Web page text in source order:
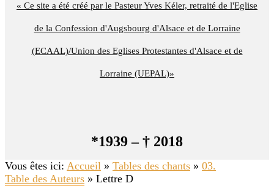
« Ce site a été créé par le Pasteur Yves Kéler, retraité de l'Eglise
de la Confession d'Augsbourg d'Alsace et de Lorraine
(ECAAL)/Union des Eglises Protestantes d'Alsace et de
Lorraine (UEPAL)»
*1939 – † 2018
Vous êtes ici: Accueil » Tables des chants » 03.
Table des Auteurs » Lettre D